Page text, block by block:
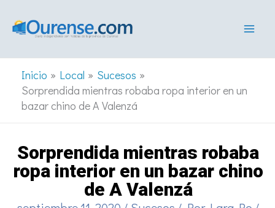
Inicio Local
Sucesos
Sorprendida mientras robaba ropa interior en un
bazar chino de A Valenzá
Sorprendida mientras robaba
ropa interior en un bazar chino
de A Valenzá